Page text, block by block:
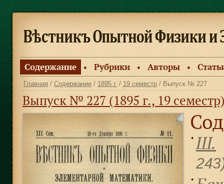
Содержание ● Рубрики ● Авторы ●
Главная / Содержание / 1895 г. / 19 семестр / Выпуск № 227
Выпуск № 227 (1895 г., 19
● Ш.
●